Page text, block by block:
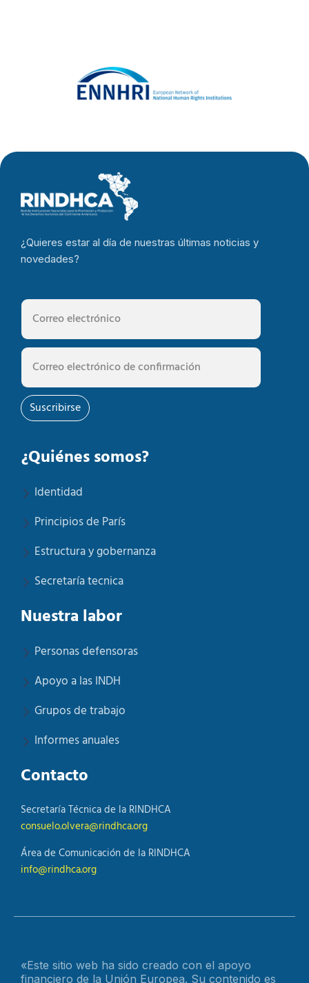
terremoto que
cobra la vida
personas
¿Quieres estar al día de nuestras últimas noticias y
novedades?
Suscribirse
¿Quiénes somos?
Identidad
Principios de París
Estructura y gobernanza
Secretaría tecnica
Nuestra labor
Personas defensoras
Apoyo a las INDH
Grupos de trabajo
Informes anuales
Contacto
Secretaría Técnica de la RINDHCA
consuelo.olvera@rindhca.org
Área de Comunicación de la RINDHCA
info@rindhca.org
«Este sitio web ha sido creado con el apoyo
financiero de la Unión Europea. Su contenido es